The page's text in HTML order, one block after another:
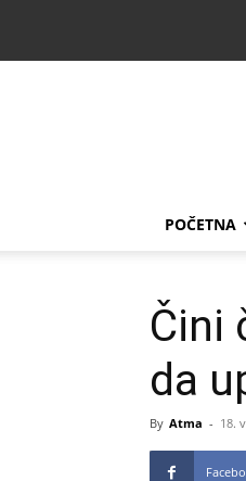
POČETNA
Čini
da
By Atma - 18.